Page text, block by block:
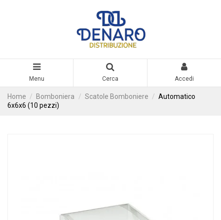
Menu Cerca Accedi
Home Bomboniera Scatole Bomboniere
Automatico
6x6x6 (10 pezzi)